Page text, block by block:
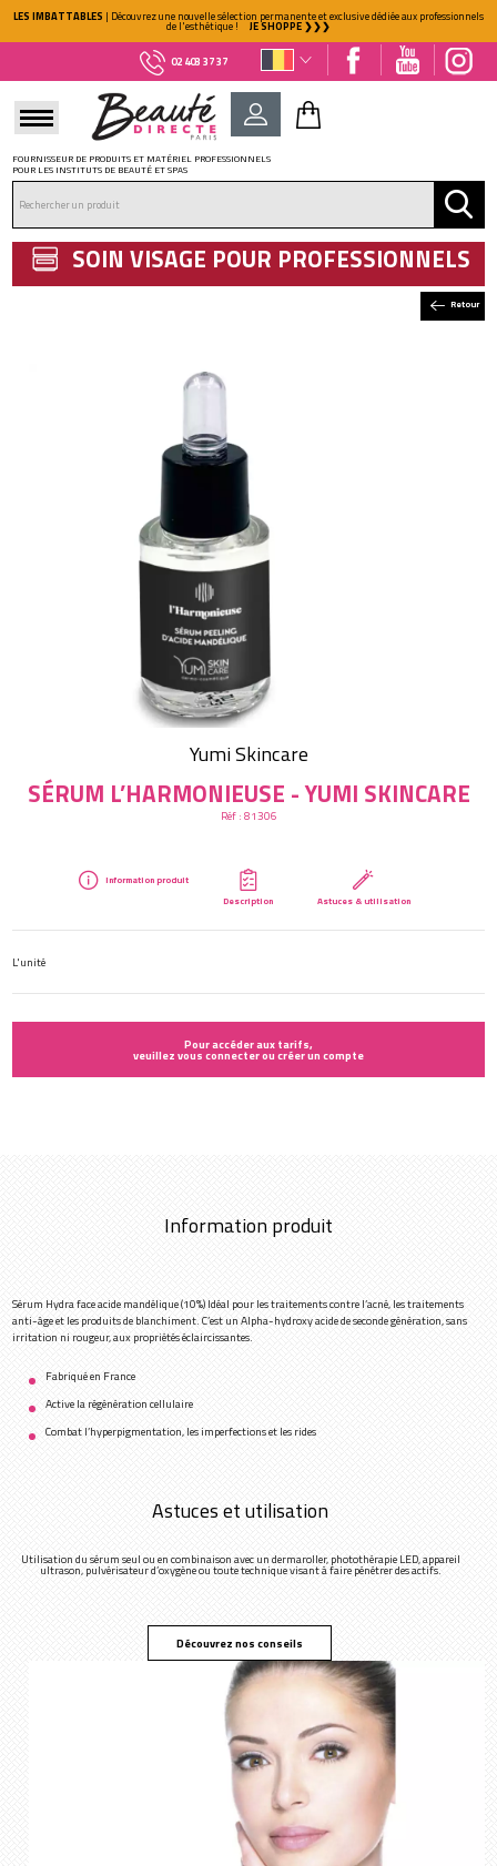
LES IMBATTABLES | Découvrez une nouvelle sélection permanente et exclusive dédiée aux professionnels
de l'esthétique ! JE SHOPPE ❯❯❯
02 403 37 37
NOUVEAU CLIENT ?
Créez votre compte
Créer mon compte
FOURNISSEUR DE PRODUITS ET MATÉRIEL PROFESSIONNELS
POUR LES INSTITUTS DE BEAUTÉ ET SPAS
Retour
SOIN VISAGE POUR PROFESSIONNELS
Yumi Skincare
SÉRUM L’HARMONIEUSE - YUMI SKINCARE
Réf :81306
Information produit
Description
Astuces & utilisation
L'unité
Pour accéder aux tarifs,
veuillez vous connecter ou créer un compte
Information produit
Sérum Hydra face acide mandélique (10%) Idéal pour les traitements contre l’acné, les traitements
anti-âge et les produits de blanchiment. C’est un Alpha-hydroxy acide de seconde génération, sans
irritation ni rougeur, aux propriétés éclaircissantes.
Fabriqué en France
Active la régénération cellulaire
Combat l’hyperpigmentation, les imperfections et les rides
Astuces et utilisation
Utilisation du sérum seul ou en combinaison avec un dermaroller, photothérapie LED, appareil
ultrason, pulvérisateur d’oxygène ou toute technique visant à faire pénétrer des actifs.
Découvrez nos conseils